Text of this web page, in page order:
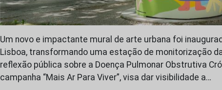
Um novo e impactante mural de arte urbana foi
Lisboa, transformando uma estação de monitorização
reflexão pública sobre a Doença Pulmonar Obstrutiva
campanha “Mais Ar Para Viver”, visa dar visibilidade a…